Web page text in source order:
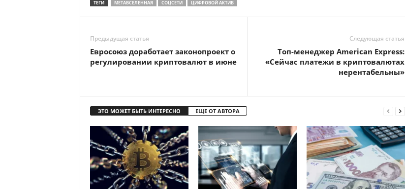
ТЕГИ
МЕТАВСЕЛЕННАЯ СОЦСЕТИ ЦИФРОВОЙ АКТИВ
Предыдущая статья
Евросоюз доработает законопроект о
регулировании криптовалют в июне
Следующая статья
Топ-менеджер American Express:
«Сейчас платежи в криптовалютах
нерентабельны»
ЭТО МОЖЕТ БЫТЬ ИНТЕРЕСНО ЕЩЕ ОТ АВТОРА